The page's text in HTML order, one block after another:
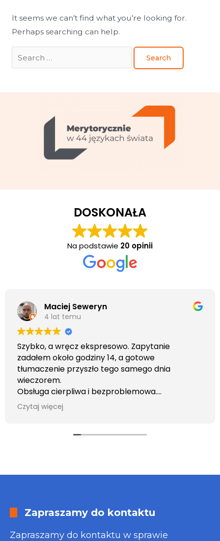
It seems we can’t find what you’re looking for.
Perhaps searching can help.
DOSKONAŁA
Na podstawie 20 opinii
Maciej Seweryn
4 lat temu
Szybko, a wręcz ekspresowo. Zapytanie
zadałem około godziny 14, a gotowe
tłumaczenie przyszło tego samego dnia
wieczorem.
Obsługa cierpliwa i bezproblemowa.
Otrzymałem wszelkie informacje i porady jaka
usługa będzie dla mnie najlepsza. Faktura także
Czytaj więcej
Zapraszamy do kontaktu
Zapraszamy do kontaktu w sprawie